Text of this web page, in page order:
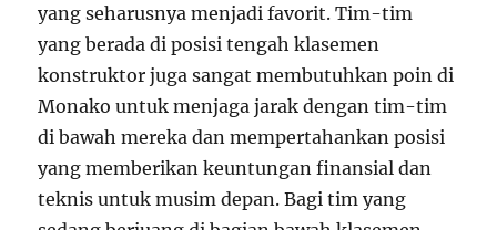
yang seharusnya menjadi favorit. Tim-tim
yang berada di posisi tengah klasemen
konstruktor juga sangat membutuhkan poin di
Monako untuk menjaga jarak dengan tim-tim
di bawah mereka dan mempertahankan posisi
yang memberikan keuntungan finansial dan
teknis untuk musim depan. Bagi tim yang